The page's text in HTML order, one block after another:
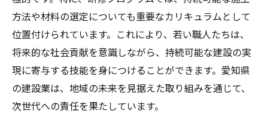
方法や材料の選定についても重要なカリキュラムとして
位置付けられています。これにより、若い職人たちは、
将来的な社会貢献を意識しながら、持続可能な建設の実
現に寄与する技能を身につけることができます。愛知県
の建設業は、地域の未来を見据えた取り組みを通じて、
次世代への責任を果たしています。